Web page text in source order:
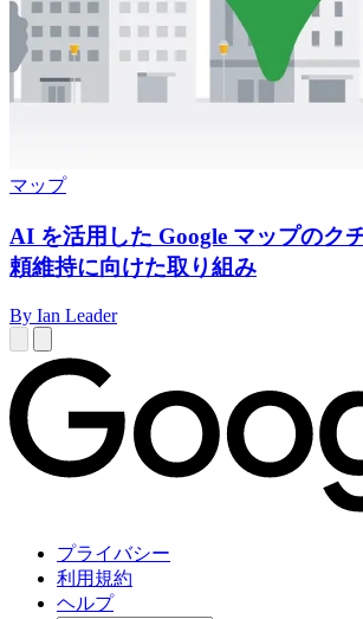
マップ
AI を活用した Google マップのク
頼維持に向けた取り組み
By Ian Leader
プライバシー
利用規約
ヘルプ